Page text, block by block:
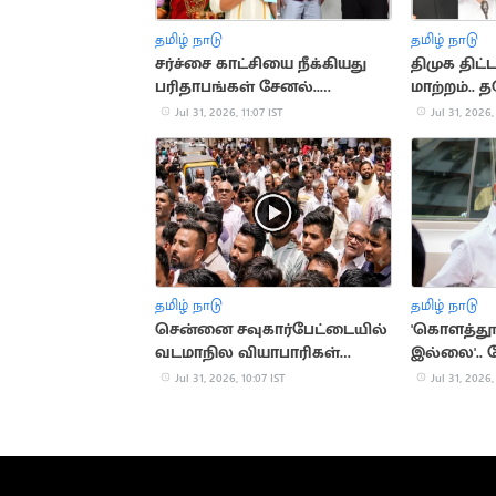
தமிழ் நாடு
சர்ச்சை காட்சியை நீக்கியது
பரிதாபங்கள் சேனல்..
வெளியிட்ட விளக்கம்
Jul 31, 2026, 11:07 IST
தமிழ் நாடு
திமுக
மாற்றம்..
Jul 31, 2026,
தமிழ் நாடு
சென்னை சவுகார்பேட்டையில்
வடமாநில வியாபாரிகள்
போராட்டம்
Jul 31, 2026, 10:07 IST
தமிழ் நாடு
இல்லை'..
தகவல்
Jul 31, 2026,